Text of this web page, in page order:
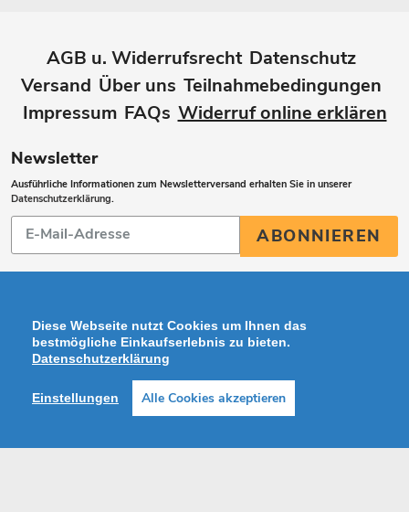
AGB u. Widerrufsrecht Datenschutz
Versand Über uns Teilnahmebedingungen
Impressum FAQs Widerruf online erklären
Newsletter
Ausführliche Informationen zum Newsletterversand erhalten Sie in unserer
Datenschutzerklärung.
Abonnieren
Sie
unsere
ABONNIEREN
Zahlungsarten
Instagram
Diese Webseite nutzt Cookies um Ihnen das
bestmögliche Einkaufserlebnis zu bieten.
Datenschutzerklärung
Einstellungen Alle Cookies akzeptieren